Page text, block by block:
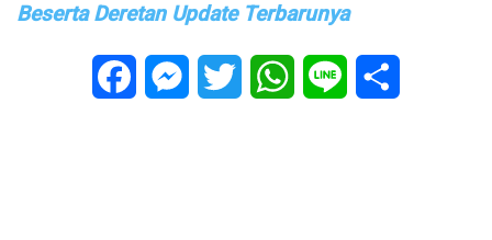
Beserta Deretan Update Terbarunya
FacebookMessenger
Twitter WhatsApp
Line